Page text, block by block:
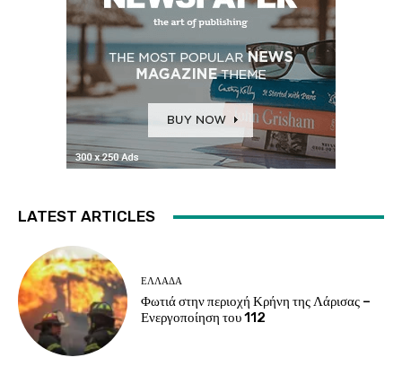
LATEST ARTICLES
ΕΛΛΑΔΑ
Φωτιά στην περιοχή Κρήνη της Λάρισας –
Ενεργοποίηση του 112